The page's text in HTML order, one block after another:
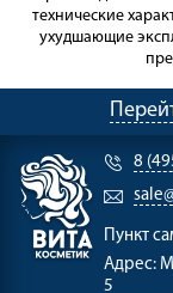
технические
ухудшающие
8
Пункт
Адрес:
5